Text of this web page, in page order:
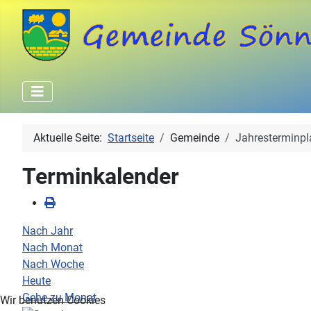
Aktuelle Seite: Startseite Gemeinde
Terminkalender
Nach Jahr
Nach Monat
Nach Woche
Heute
Gehe zu Monat
Wir benutzen Cookies